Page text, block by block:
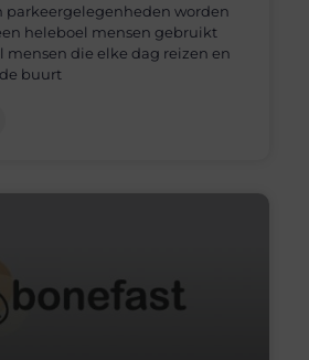
parkeergelegenheden worden
heleboel mensen gebruikt
mensen die elke dag reizen en
buurt